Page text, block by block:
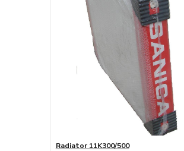
Radiator 11K300/500